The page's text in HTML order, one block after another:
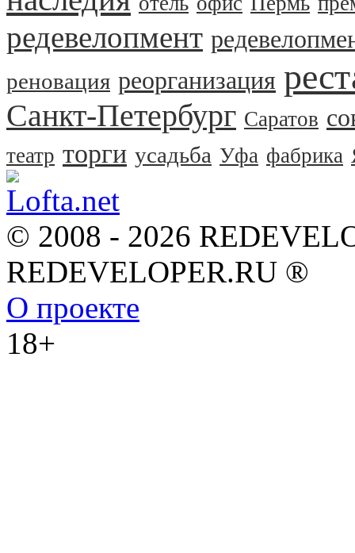
редевелопмент
реновация реорганизация
Санкт-Петербург Саратов
театр торги усадьба Уфа фабрика
© 2008 - 2026
REDEVELOPER.RU ®
О проекте
18+